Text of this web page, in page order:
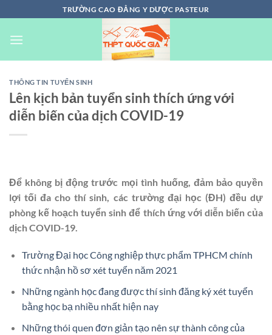
đến
nội
TRƯỜNG CAO ĐẲNG Y DƯỢC PASTEUR
THÔNG TIN TUYỂN SINH
Lên kịch bản tuyển sinh thích ứng với
diễn biến của dịch COVID-19
Để không bị động trước mọi tình huống, đảm bảo quyền
lợi tối đa cho thí sinh, các trường đại học (ĐH) đều dự
phòng kế hoạch tuyển sinh để thích ứng với diễn biến của
dịch COVID-19.
Trường Đại học Công nghiệp thực phẩm TPHCM chính
thức nhận hồ sơ xét tuyển năm 2021
Những ngành học đang được thí sinh đăng ký xét tuyển
bằng học bạ nhiều nhất hiện nay
Những thói quen đơn giản tạo nên sự thành công của